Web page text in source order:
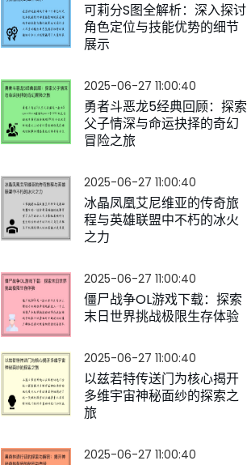
可莉分S图全解析：深入探讨
角色定位与技能优势的细节
展示
2025-06-27 11:00:40
勇者斗恶龙5经典回顾：探索
父子情深与命运抉择的奇幻
冒险之旅
2025-06-27 11:00:40
冰晶凤凰艾尼维亚的传奇旅
程与英雄联盟中不朽的冰火
之力
2025-06-27 11:00:40
僵尸战争OL游戏下载：探索
末日世界挑战极限生存体验
2025-06-27 11:00:40
以兹若特传送门为核心揭开
多维宇宙神秘面纱的探索之
旅
2025-06-27 11:00:40